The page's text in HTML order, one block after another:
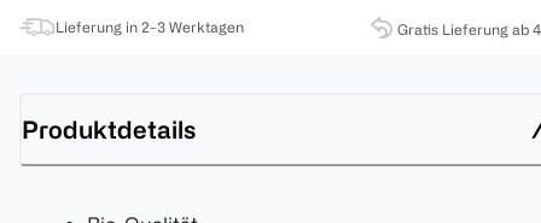
Lieferung in 2-3 Werktagen Gratis Lieferung ab
Produktdetails